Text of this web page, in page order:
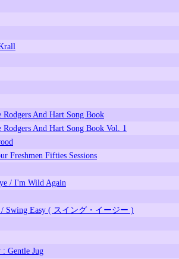
And Hart Song Book
And Hart Song Book Vol. 1
Freshmen Fifties Sessions
/ I'm Wild Again
/ Swing Easy ( スイング・イージー )
: Gentle Jug